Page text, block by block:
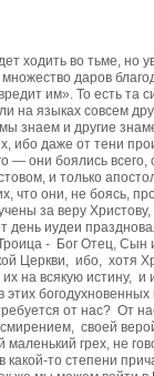
ходить во тьме,
даров
им». То есть та
на языках совсем
знаем и другие
ибо даже от тени
— они боялись
и только
что они, не
за веру
день иудеи
- Бог Отец,
Церкви, ибо, хотя
на всякую
от нас? От
своей
грех, не
то степени